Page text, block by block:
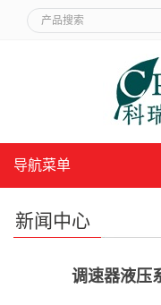
导航菜单
新闻中心
调速器液压